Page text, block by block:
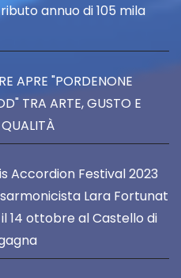
annuo di 105 mila
APRE "PORDENONE
TRA ARTE, GUSTO E
Accordion Festival 2023
Lara Fortunat
14 ottobre al Castello di